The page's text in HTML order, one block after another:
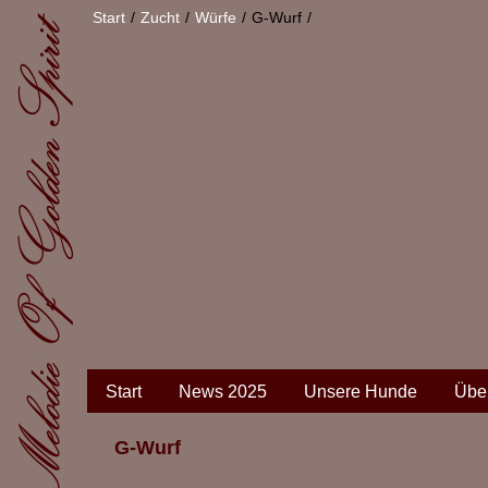
Start Zucht Würfe G-Wurf
Start News 2025 Unsere Hunde
G-Wurf